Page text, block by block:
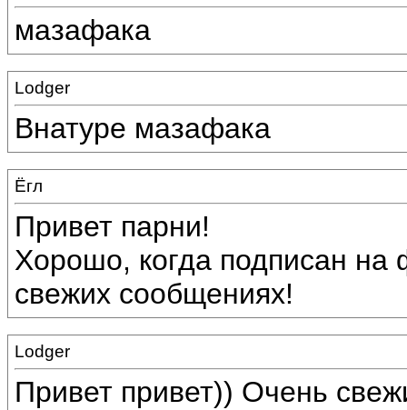
мазафака
Lodger
Внатуре мазафака
Ёгл
Привет парни!
Хорошо, когда подписан на
свежих сообщениях!
Lodger
Привет привет)) Очень